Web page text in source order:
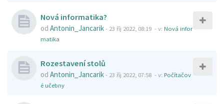
Nová informatika?
od Antonin_Jancarik- 23 říj 2022, 08:19 - v: Nová infor
matika
Rozestavení stolů
od Antonin_Jancarik- 23 říj 2022, 07:58 - v: Počítačov
é učebny